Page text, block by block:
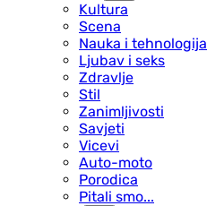
Kultura
Scena
Nauka i tehnologija
Ljubav i seks
Zdravlje
Stil
Zanimljivosti
Savjeti
Vicevi
Auto-moto
Porodica
Pitali smo...